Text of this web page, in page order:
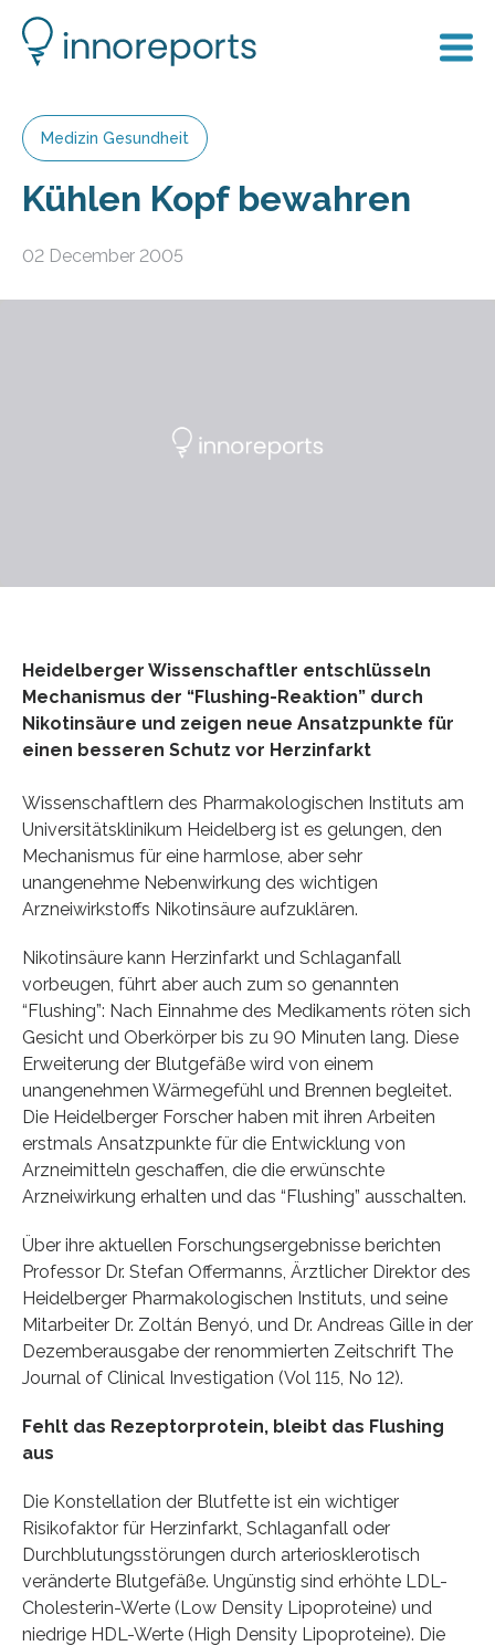
Medizin Gesundheit
Kühlen Kopf bewahren
02 December 2005
Heidelberger Wissenschaftler entschlüsseln
Mechanismus der “Flushing-Reaktion” durch
Nikotinsäure und zeigen neue Ansatzpunkte für
einen besseren Schutz vor Herzinfarkt
Wissenschaftlern des Pharmakologischen Instituts am
Universitätsklinikum Heidelberg ist es gelungen, den
Mechanismus für eine harmlose, aber sehr
unangenehme Nebenwirkung des wichtigen
Arzneiwirkstoffs Nikotinsäure aufzuklären.
Nikotinsäure kann Herzinfarkt und Schlaganfall
vorbeugen, führt aber auch zum so genannten
“Flushing”: Nach Einnahme des Medikaments röten sich
Gesicht und Oberkörper bis zu 90 Minuten lang. Diese
Erweiterung der Blutgefäße wird von einem
unangenehmen Wärmegefühl und Brennen begleitet.
Die Heidelberger Forscher haben mit ihren Arbeiten
erstmals Ansatzpunkte für die Entwicklung von
Arzneimitteln geschaffen, die die erwünschte
Arzneiwirkung erhalten und das “Flushing” ausschalten.
Über ihre aktuellen Forschungsergebnisse berichten
Professor Dr. Stefan Offermanns, Ärztlicher Direktor des
Heidelberger Pharmakologischen Instituts, und seine
Mitarbeiter Dr. Zoltán Benyó, und Dr. Andreas Gille in der
Dezemberausgabe der renommierten Zeitschrift The
Journal of Clinical Investigation (Vol 115, No 12).
Fehlt das Rezeptorprotein, bleibt das Flushing
aus
Die Konstellation der Blutfette ist ein wichtiger
Risikofaktor für Herzinfarkt, Schlaganfall oder
Durchblutungsstörungen durch arteriosklerotisch
veränderte Blutgefäße. Ungünstig sind erhöhte LDL-
Cholesterin-Werte (Low Density Lipoproteine) und
niedrige HDL-Werte (High Density Lipoproteine). Die